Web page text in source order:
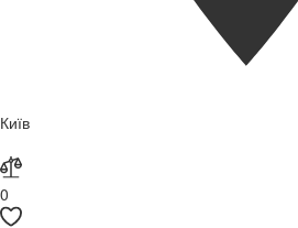
Київ
0